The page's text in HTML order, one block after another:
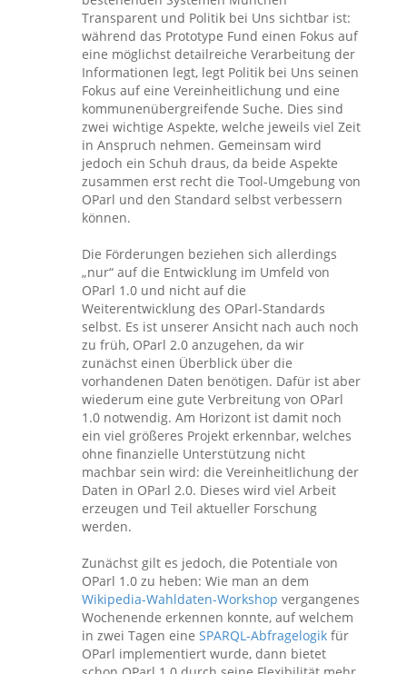
Transparent und Politik bei Uns sichtbar ist:
während das Prototype Fund einen Fokus auf
eine möglichst detailreiche Verarbeitung der
Informationen legt, legt Politik bei Uns seinen
Fokus auf eine Vereinheitlichung und eine
kommunenübergreifende Suche. Dies sind
zwei wichtige Aspekte, welche jeweils viel Zeit
in Anspruch nehmen. Gemeinsam wird
jedoch ein Schuh draus, da beide Aspekte
zusammen erst recht die Tool-Umgebung von
OParl und den Standard selbst verbessern
können.
Die Förderungen beziehen sich allerdings
„nur“ auf die Entwicklung im Umfeld von
OParl 1.0 und nicht auf die
Weiterentwicklung des OParl-Standards
selbst. Es ist unserer Ansicht nach auch noch
zu früh, OParl 2.0 anzugehen, da wir
zunächst einen Überblick über die
vorhandenen Daten benötigen. Dafür ist aber
wiederum eine gute Verbreitung von OParl
1.0 notwendig. Am Horizont ist damit noch
ein viel größeres Projekt erkennbar, welches
ohne finanzielle Unterstützung nicht
machbar sein wird: die Vereinheitlichung der
Daten in OParl 2.0. Dieses wird viel Arbeit
erzeugen und Teil aktueller Forschung
werden.
Zunächst gilt es jedoch, die Potentiale von
OParl 1.0 zu heben: Wie man an dem
Wikipedia-Wahldaten-Workshop vergangenes
Wochenende erkennen konnte, auf welchem
in zwei Tagen eine SPARQL-Abfragelogik für
OParl implementiert wurde, dann bietet